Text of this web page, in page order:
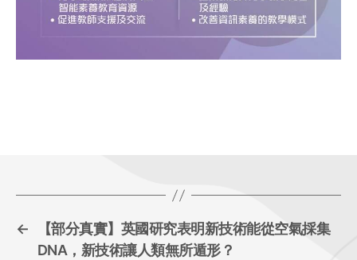
←
【部分真實】英國研究表明新技術能從空氣採集
DNA，新技術讓人類無所遁形？